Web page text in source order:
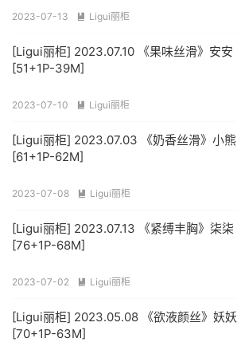
2023-07-13  Ligui丽柜
[Ligui丽柜] 2023.07.10 《果味丝滑》安安
[51+1P-39M]
2023-07-10  Ligui丽柜
[Ligui丽柜] 2023.07.03 《奶香丝滑》小熊
[61+1P-62M]
2023-07-08  Ligui丽柜
[Ligui丽柜] 2023.07.13 《紧缚丰胸》柒柒
[76+1P-68M]
2023-07-02  Ligui丽柜
[Ligui丽柜] 2023.05.08 《欲液颜丝》妖妖
[70+1P-63M]